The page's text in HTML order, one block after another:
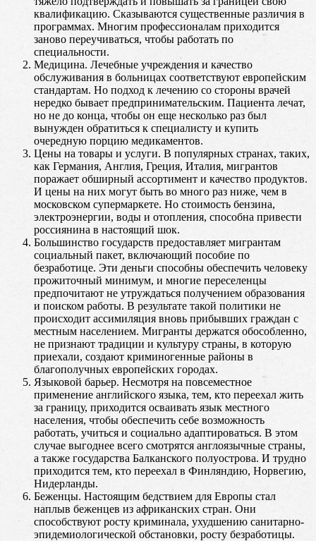
квалификацию. Сказываются существенные различия в
программах. Многим профессионалам приходится
заново переучиваться, чтобы работать по
специальности.
Медицина. Лечебные учреждения и качество
обслуживания в больницах соответствуют европейским
стандартам. Но подход к лечению со стороны врачей
нередко бывает предпринимательским. Пациента лечат,
но не до конца, чтобы он еще несколько раз был
вынужден обратиться к специалисту и купить
очередную порцию медикаментов.
Цены на товары и услуги. В популярных странах, таких,
как Германия, Англия, Греция, Италия, мигрантов
поражает обширный ассортимент и качество продуктов.
И цены на них могут быть во много раз ниже, чем в
московском супермаркете. Но стоимость бензина,
электроэнергии, воды и отопления, способна привести
россиянина в настоящий шок.
Большинство государств предоставляет мигрантам
социальный пакет, включающий пособие по
безработице. Эти деньги способны обеспечить человеку
прожиточный минимум, и многие переселенцы
предпочитают не утруждаться получением образования
и поиском работы. В результате такой политики не
происходит ассимиляция вновь прибывших граждан с
местным населением. Мигранты держатся обособленно,
не признают традиции и культуру страны, в которую
приехали, создают криминогенные районы в
благополучных европейских городах.
Языковой барьер. Несмотря на повсеместное
применение английского языка, тем, кто переехал жить
за границу, приходится осваивать язык местного
населения, чтобы обеспечить себе возможность
работать, учиться и социально адаптироваться. В этом
случае выгоднее всего смотрятся англоязычные страны,
а также государства Балканского полуострова. И трудно
приходится тем, кто переехал в Финляндию, Норвегию,
Нидерланды.
Беженцы. Настоящим бедствием для Европы стал
наплыв беженцев из африканских стран. Они
способствуют росту криминала, ухудшению санитарно-
эпидемиологической обстановки, росту безработицы.